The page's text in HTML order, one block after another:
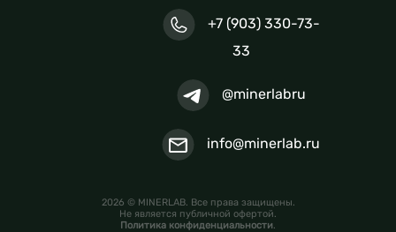
+7 (903) 330-73-
33
@minerlabru
info@minerlab.ru
2026 © MINERLAB. Все права защищены.
Не является публичной офертой.
Политика конфиденциальности.